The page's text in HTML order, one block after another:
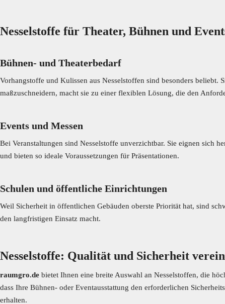
Nesselstoffe für Theater, Bühnen und
Bühnen- und Theaterbedarf
Vorhangstoffe und Kulissen aus Nesselstoffen sind besonders
maßzuschneidern, macht sie zu einer flexiblen Lösung, die den
Events und Messen
Bei Veranstaltungen sind Nesselstoffe unverzichtbar. Sie eignen sich
und bieten so ideale Voraussetzungen für Präsentationen.
Schulen und öffentliche Einrichtungen
Weil Sicherheit in öffentlichen Gebäuden oberste Priorität hat, sind
den langfristigen Einsatz macht.
Nesselstoffe: Qualität und Sicherheit
raumgro.de bietet Ihnen eine breite Auswahl an Nesselstoffen, die
dass Ihre Bühnen- oder Eventausstattung den erforderlichen
erhalten.